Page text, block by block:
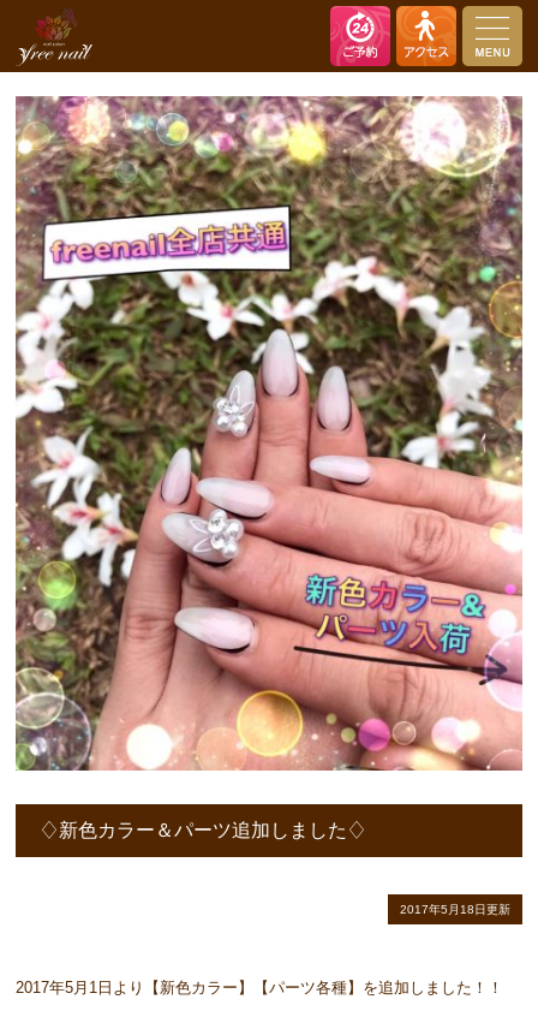
nail salon free nail（ネイルサロン フリーネイル）
♢新色カラー＆パーツ追加しました♢
2017年5月18日更新
2017年5月1日より【新色カラー】【パーツ各種】を追加しました！！